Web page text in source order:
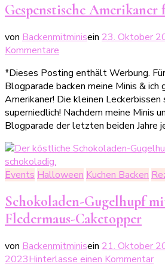
Gespenstische
von Backenmitminisein 23. Oktober
Kommentare
Amerikaner
für
Halloween
*Dieses Posting enthält Werbung.
Blogparade backen meine Minis & ich
Amerikaner! Die kleinen Leckerbissen
superniedlich! Nachdem meine Minis
Blogparade der letzten beiden Jahre
Events Halloween Kuchen Backen
Schokoladen-Gugelhupf
Fledermaus-Caketopper
von Backenmitminisein 21. Oktober
2023Hinterlasse einen Kommentarzu